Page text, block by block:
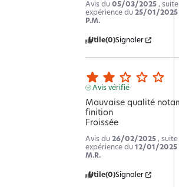
Avis du 05/03/2025 ,
expérience du 25/01/2025
P.M.
Utile(0)Signaler
Avis vérifié
Mauvaise qualité
finition
Froissée
Avis du 26/02/2025 , suite
expérience du 12/01/2025
M.R.
Utile(0)Signaler